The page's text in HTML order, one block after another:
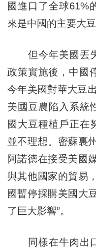
國進口了全球61%
來是中國的主要大豆
但今年美國丟失
政策實施後，中國
今年美國對華大豆
美國豆農陷入系統
國大豆種植戶正在
並不理想。密蘇裏
阿諾德在接受美國
與其他國家的貿易
國暫停採購美國大
了巨大影響”。
同樣在牛肉出口